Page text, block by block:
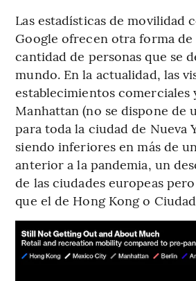
Las estadísticas de movilidad
Google ofrecen otra forma de
cantidad de personas que se
mundo. En la actualidad, las
establecimientos comerciales
Manhattan (no se dispone de
para toda la ciudad de Nueva
siendo inferiores en más de
anterior a la pandemia, un
de las ciudades europeas
que el de Hong Kong o